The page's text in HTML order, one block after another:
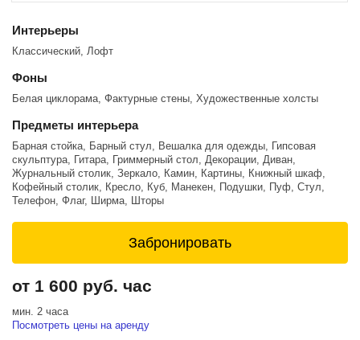
Ночные часы 2000 руб
Аренда зала на всю ночь (Время аренды с 23:00 до 06:00) 10000
При пачкающем использовании циклорамы (любом варианте где
ходят по цикроламе и оставляют следы) идет доплата 2000 за
покраску циклорамы
Интерьеры
Классический, Лофт
Фоны
Белая циклорама, Фактурные стены, Художественные холсты
Предметы интерьера
Барная стойка, Барный стул, Вешалка для одежды, Гипсовая
скульптура, Гитара, Гриммерный стол, Декорации, Диван,
Журнальный столик, Зеркало, Камин, Картины, Книжный шкаф,
Кофейный столик, Кресло, Куб, Манекен, Подушки, Пуф, Стул,
Телефон, Флаг, Ширма, Шторы
Забронировать
от 1 600 руб. час
мин. 2 часа
Посмотреть цены на аренду